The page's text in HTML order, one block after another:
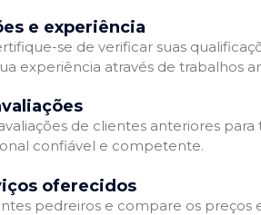
e experiência
se de verificar suas
experiência através de trabalhos
de clientes anteriores
confiável e competente.
oferecidos
pedreiros e compare os